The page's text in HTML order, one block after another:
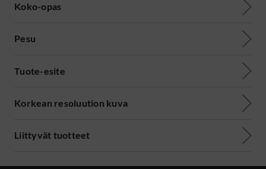
Koko-opas
Pesu
Tuote-esite
Korkean resoluution kuva
Liittyvät tuotteet